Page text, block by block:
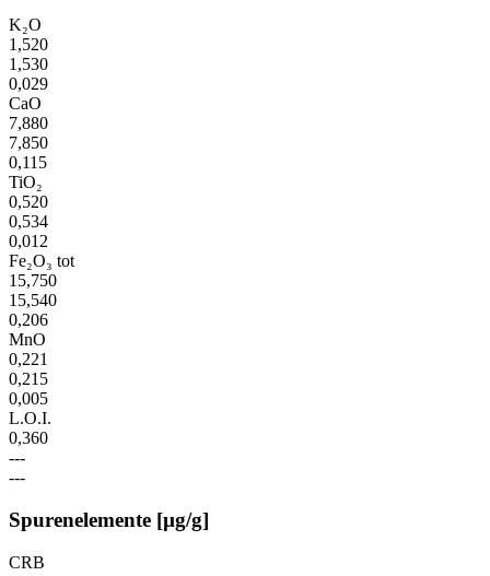
K₂O
1,520
1,530
0,029
CaO
7,880
7,850
0,115
TiO₂
0,520
0,534
0,012
Fe₂O₃ tot
15,750
15,540
0,206
MnO
0,221
0,215
0,005
L.O.I.
0,360
---
---
Spurenelemente [µg/g]
CRB